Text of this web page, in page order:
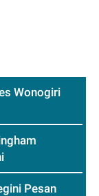
Wonogiri
Pesan